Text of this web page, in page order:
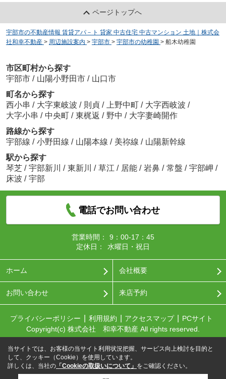
ページトップへ
宇部市の不動産情報 賃貸アパ－ト 貸家 中古住宅 中古マンション 土地｜株式会
社和幸不動産 > 周辺施設案内 > 宇部市 > 宇部市の幼稚園 > 船木幼稚園
市区町村から探す
宇部市 / 山陽小野田市 / 山口市
町名から探す
西小串 / 大字東岐波 / 則貞 / 上野中町 / 大字西岐波 /
大字小串 / 中央町 / 東梶返 / 野中 / 大字妻崎開作
路線から探す
宇部線 / 小野田線 / 山陽本線 / 美祢線 / 山陽新幹線
駅から探す
琴芝 / 宇部新川 / 東新川 / 草江 / 居能 / 岩鼻 / 常盤 / 宇部岬 /
床波 / 宇部
電話でお問い合わせ
営業時間：
9：00-17：45
定休日：
水曜日・祝日
ホーム 会社概要
お問い合わせ 来店予約
プライバシーポリシー 利用規約 アクセスマップ
PCサイト
Copyright(c) 株式会社 和幸不動産 All rights reserved.
当サイトでは、お客様の当サイト利用状況把握、サービス向上検討を目的と
して、クッキー（Cookie）を使用しています。
詳しくは、当社の 「Cookieの取扱いについて」 をご確認ください。